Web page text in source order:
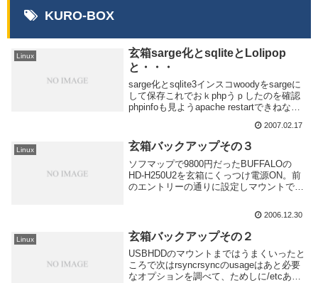
KURO-BOX
Linux
玄箱sarge化とsqliteとLolipop
と・・・
sarge化とsqlite3インスコwoodyをsargeに
して保存これでおｋphpうｐしたのを確認
phpinfoも見ようapache restartできねなん
る前にpearをインストールcppが...2007.02.17
Linux 玄箱バックアップその３
ソフマップで9800円だったBUFFALOの
HD-H250U2を玄箱にくっつけ電源ON。前
のエントリーの通りに設定しマウントでき
てないことに気づいたのでやっておく。
crontabに書き込むだけだから...
2006.12.30
Linux 玄箱バックアップその２
USBHDDのマウントまではうまくいったと
ころで次はrsyncrsyncのusageはあと必要
なオプションを調べて、ためしに/etcあた